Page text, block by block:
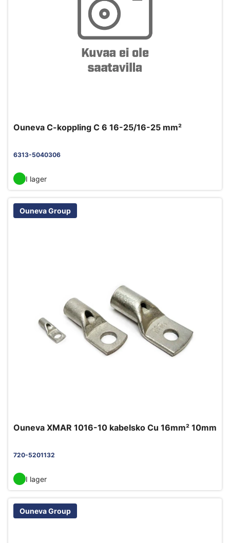
Ouneva C-koppling C 6 16-25/16-25 mm²
6313-5040306
I lager
Ouneva Group
Ouneva XMAR 1016-10 kabelsko Cu 16mm² 10mm
720-5201132
I lager
Ouneva Group